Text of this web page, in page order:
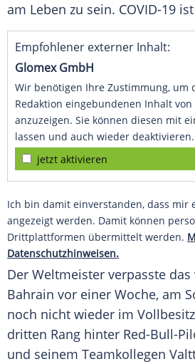
am Leben zu sein. COVID-19
Empfohlener externer Inhalt:
Glomex GmbH
Wir benötigen Ihre Zustimmung, um
Redaktion eingebundenen Inhalt von
anzuzeigen. Sie können diesen mit
lassen und auch wieder deaktivieren.
jetzt aktivieren
Ich bin damit einverstanden, dass mir
angezeigt werden. Damit können
Drittplattformen übermittelt werden.
Datenschutzhinweisen.
Der Weltmeister verpasste
Bahrain vor einer Woche, am
noch nicht wieder im
dritten Rang hinter Red-Bull-
und seinem Teamkollegen